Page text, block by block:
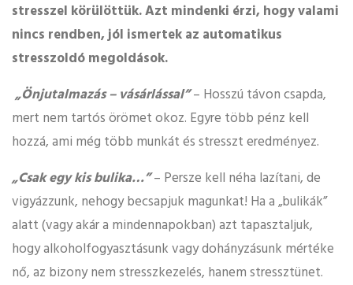
stresszel körülöttük. Azt mindenki érzi, hogy valami
nincs rendben, jól ismertek az automatikus
stresszoldó megoldások.
„Önjutalmazás – vásárlással”– Hosszú távon csapda,
mert nem tartós örömet okoz. Egyre több pénz kell
hozzá, ami még több munkát és stresszt eredményez.
„Csak egy kis bulika…”– Persze kell néha lazítani, de
vigyázzunk, nehogy becsapjuk magunkat! Ha a „bulikák”
alatt (vagy akár a mindennapokban) azt tapasztaljuk,
hogy alkoholfogyasztásunk vagy dohányzásunk mértéke
nő, az bizony nem stresszkezelés, hanem stressztünet.